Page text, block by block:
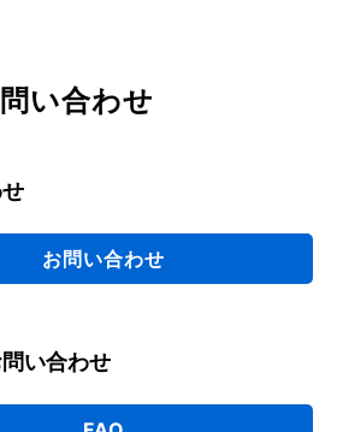
い合わせ
お問い合わせ
い合わせ